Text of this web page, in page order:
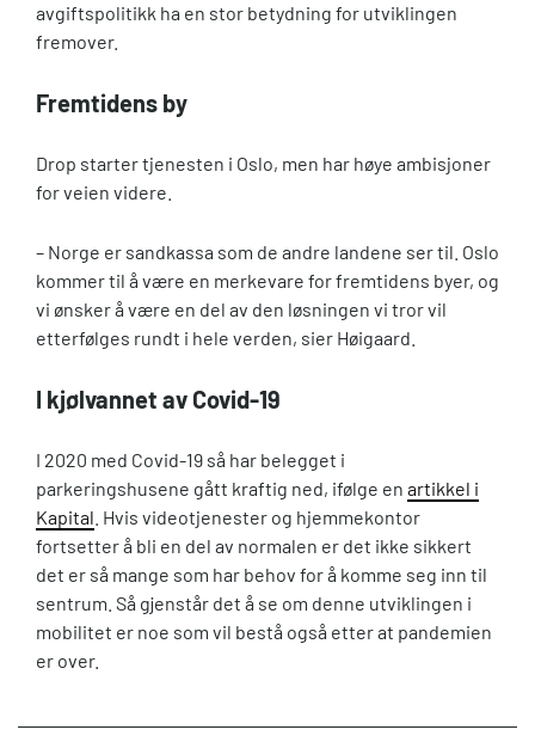
avgiftspolitikk ha en stor betydning for utviklingen
fremover.
Fremtidens by
Drop starter tjenesten i Oslo, men har høye ambisjoner
for veien videre.
– Norge er sandkassa som de andre landene ser til. Oslo
kommer til å være en merkevare for fremtidens byer, og
vi ønsker å være en del av den løsningen vi tror vil
etterfølges rundt i hele verden, sier Høigaard.
I kjølvannet av Covid-19
I 2020 med Covid-19 så har belegget i
parkeringshusene gått kraftig ned, ifølge en artikkel i
Kapital . Hvis videotjenester og hjemmekontor
fortsetter å bli en del av normalen er det ikke sikkert
det er så mange som har behov for å komme seg inn til
sentrum. Så gjenstår det å se om denne utviklingen i
mobilitet er noe som vil bestå også etter at pandemien
er over.